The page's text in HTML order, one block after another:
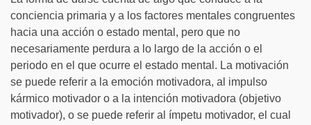
conciencia primaria y a los factores mentales congruentes
hacia una acción o estado mental, pero que no
necesariamente perdura a lo largo de la acción o el
periodo en el que ocurre el estado mental. La motivación
se puede referir a la emoción motivadora, al impulso
kármico motivador o a la intención motivadora (objetivo
motivador), o se puede referir al ímpetu motivador, el cual